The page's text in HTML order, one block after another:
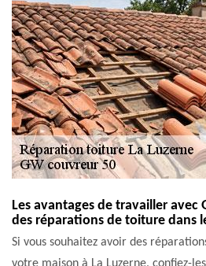
Les avantages de travailler avec
des réparations de toiture dans
Si vous souhaitez avoir des